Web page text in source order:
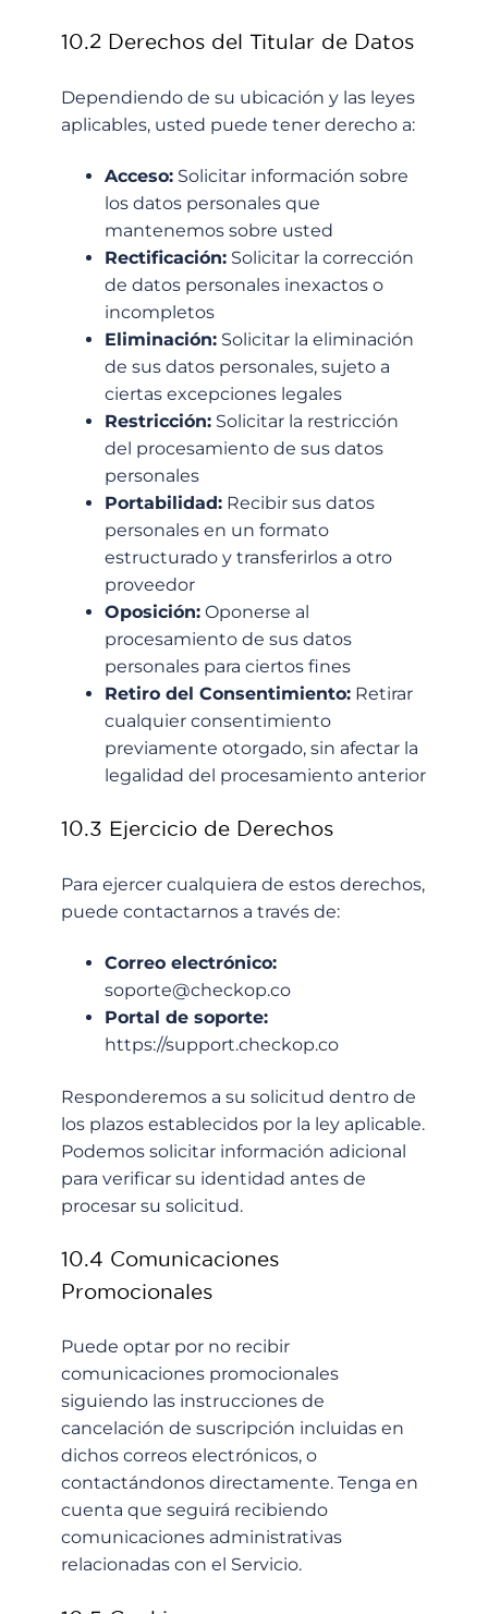
10.2 Derechos del Titular de Datos
Dependiendo de su ubicación y las leyes
aplicables, usted puede tener derecho a:
Acceso: Solicitar información sobre
los datos personales que
mantenemos sobre usted
Rectificación: Solicitar la corrección
de datos personales inexactos o
incompletos
Eliminación: Solicitar la eliminación
de sus datos personales, sujeto a
ciertas excepciones legales
Restricción: Solicitar la restricción
del procesamiento de sus datos
personales
Portabilidad: Recibir sus datos
personales en un formato
estructurado y transferirlos a otro
proveedor
Oposición: Oponerse al
procesamiento de sus datos
personales para ciertos fines
Retiro del Consentimiento: Retirar
cualquier consentimiento
previamente otorgado, sin afectar la
legalidad del procesamiento anterior
10.3 Ejercicio de Derechos
Para ejercer cualquiera de estos derechos,
puede contactarnos a través de:
Correo electrónico:
soporte@checkop.co
Portal de soporte:
https://support.checkop.co
Responderemos a su solicitud dentro de
los plazos establecidos por la ley aplicable.
Podemos solicitar información adicional
para verificar su identidad antes de
procesar su solicitud.
10.4 Comunicaciones
Promocionales
Puede optar por no recibir
comunicaciones promocionales
siguiendo las instrucciones de
cancelación de suscripción incluidas en
dichos correos electrónicos, o
contactándonos directamente. Tenga en
cuenta que seguirá recibiendo
comunicaciones administrativas
relacionadas con el Servicio.